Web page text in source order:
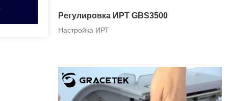
Регулировка ИРТ GBS3500
Настройка ИРТ